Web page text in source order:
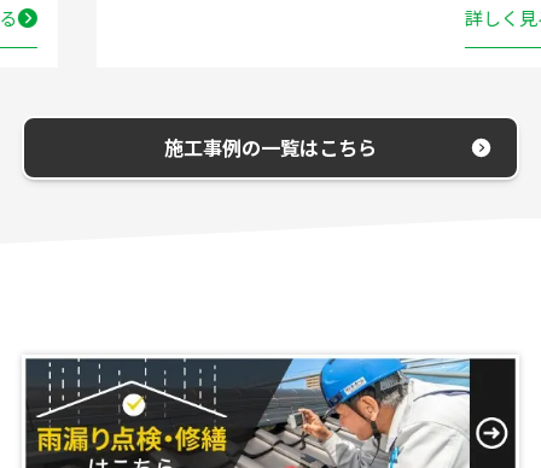
詳しく見る
施工事例の一覧はこちら